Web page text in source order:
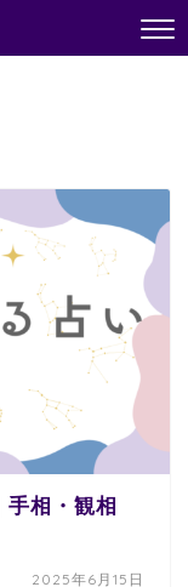
相・観相
2025年6月15日